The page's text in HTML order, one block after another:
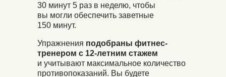
30 минут 5 раз в неделю, чтобы
вы могли обеспечить заветные
150 минут.
Упражнения подобраны фитнес-
тренером с 12-летним стажем
и учитывают максимальное количество
противопоказаний. Вы будете